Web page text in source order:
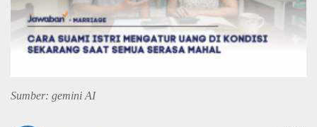
Sumber: gemini AI